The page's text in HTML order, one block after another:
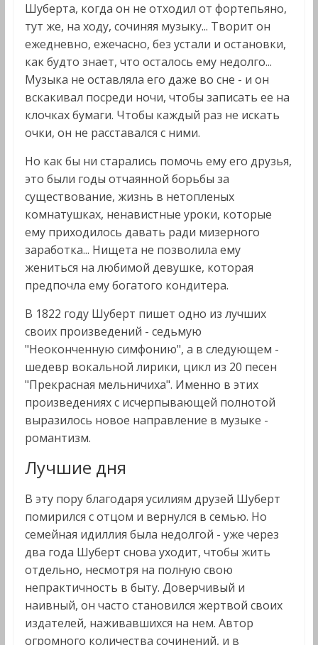
Шуберта, когда он не отходил от фортепьяно,
тут же, на ходу, сочиняя музыку... Творит он
ежедневно, ежечасно, без устали и остановки,
как будто знает, что осталось ему недолго...
Музыка не оставляла его даже во сне - и он
вскакивал посреди ночи, чтобы записать ее на
клочках бумаги. Чтобы каждый раз не искать
очки, он не расставался с ними.
Но как бы ни старались помочь ему его друзья,
это были годы отчаянной борьбы за
существование, жизнь в нетопленых
комнатушках, ненавистные уроки, которые
ему приходилось давать ради мизерного
заработка... Нищета не позволила ему
жениться на любимой девушке, которая
предпочла ему богатого кондитера.
В 1822 году Шуберт пишет одно из лучших
своих произведений - седьмую
"Неоконченную симфонию", а в следующем -
шедевр вокальной лирики, цикл из 20 песен
"Прекрасная мельничиха". Именно в этих
произведениях с исчерпывающей полнотой
выразилось новое направление в музыке -
романтизм.
Лучшие дня
В эту пору благодаря усилиям друзей Шуберт
помирился с отцом и вернулся в семью. Но
семейная идиллия была недолгой - уже через
два года Шуберт снова уходит, чтобы жить
отдельно, несмотря на полную свою
непрактичность в быту. Доверчивый и
наивный, он часто становился жертвой своих
издателей, наживавшихся на нем. Автор
огромного количества сочинений, и в